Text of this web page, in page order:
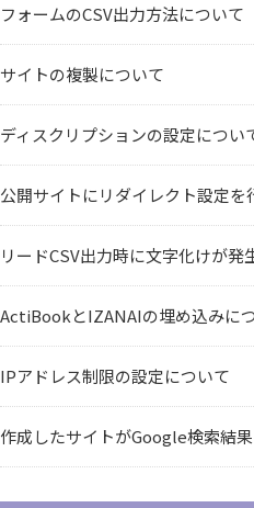
フォームのCSV出力方法について
サイトの複製について
ディスクリプションの設定につい
公開サイトにリダイレクト設定を
リードCSV出力時に文字化けが発
ActiBookとIZANAIの埋め込みに
IPアドレス制限の設定について
作成したサイトがGoogle検索結